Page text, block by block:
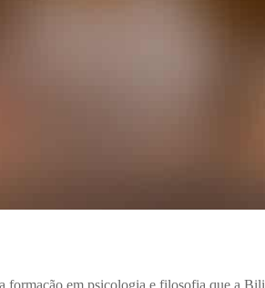
formação em psicologia e filosofia que a